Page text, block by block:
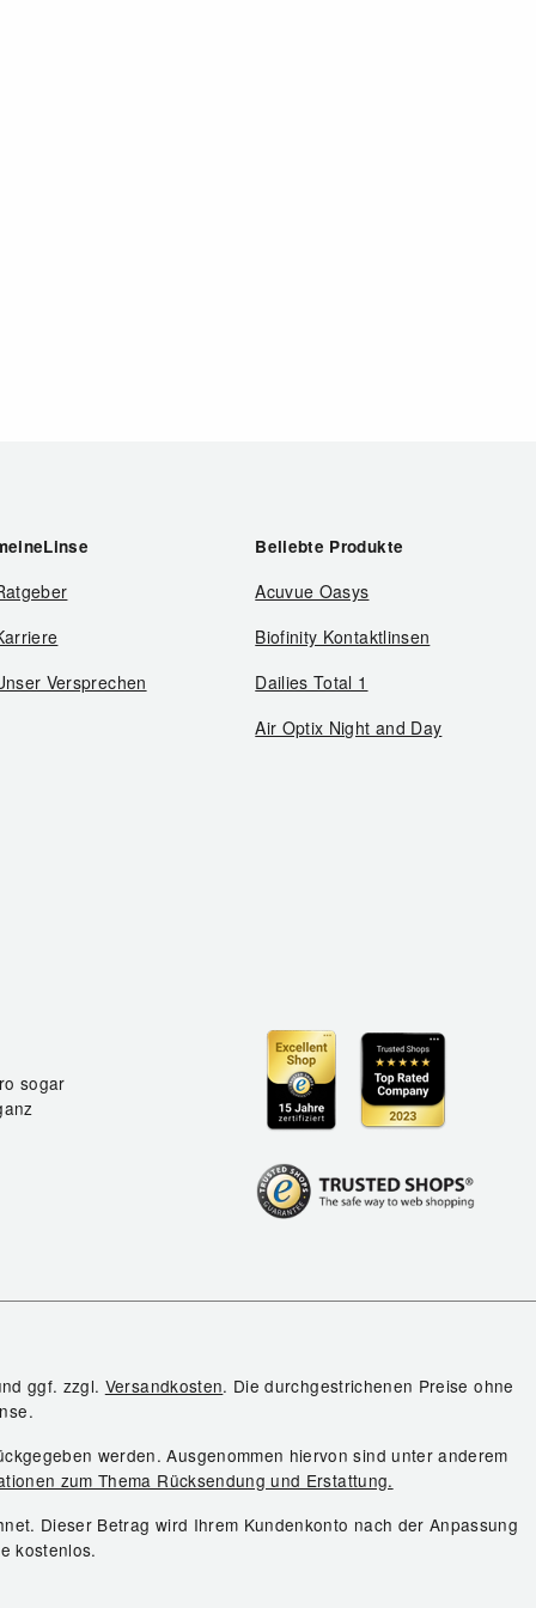
Versprechen
Beliebte Produkte
Acuvue Oasys
Biofinity Kontaktlinsen
Dailies Total 1
Air Optix Night and Day
sogar
ggf. zzgl. Versandkosten. Die durchgestrichenen Preise ohne
werden. Ausgenommen hiervon sind unter anderem
zum Thema Rücksendung und Erstattung.
Dieser Betrag wird Ihrem Kundenkonto nach der Anpassung
kostenlos.